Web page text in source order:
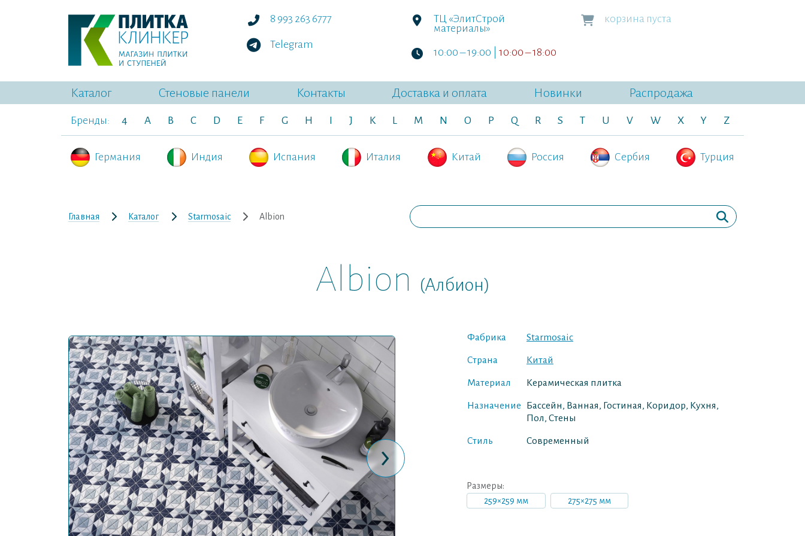
8 993 263 6777
Telegram
ТЦ «ЭлитСтрой
материалы»
10:00 – 19:00 | 10:00 – 18:00
корзина пуста
Каталог Стеновые панели Контакты Доставка и оплата Новинки Распродажа
Бренды: 4 A B C D E F G H J K L M N O P Q R S T U V W X Y Z
Германия Индия Испания Италия Китай Россия Сербия Турция
Главная Каталог Starmosaic Albion
Albion (Албион)
›
Фабрика Starmosaic
Страна Китай
Материал Керамическая плитка
Назначение
Бассейн, Ванная, Гостиная, Коридор, Кухня,
Пол, Стены
Стиль Современный
Размеры:
259×259 мм
275×275 мм